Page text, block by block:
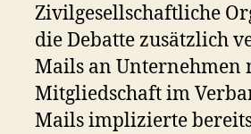
Zivilgesellschaftliche
die Debatte zusätzlich
Mails an
Mitgliedschaft im
Mails implizierte